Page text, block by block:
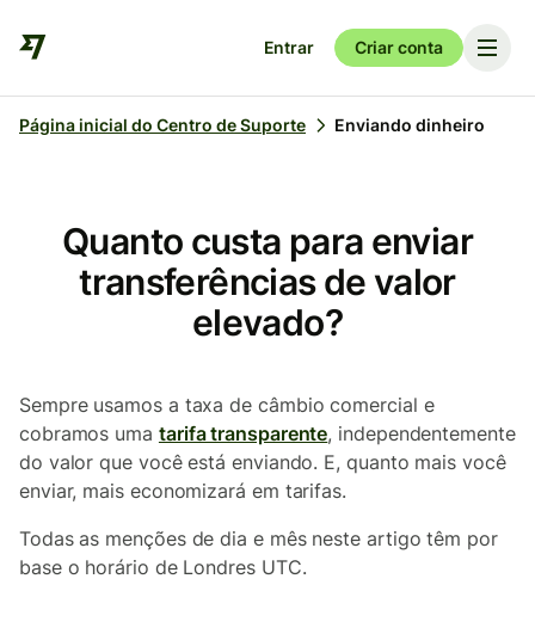
Entrar Criar conta
Página inicial do Centro de Suporte Enviando dinheiro
Quanto custa para enviar
transferências de valor
elevado?
Sempre usamos a taxa de câmbio comercial e
cobramos uma tarifa transparente, independentemente
do valor que você está enviando. E, quanto mais você
enviar, mais economizará em tarifas.
Todas as menções de dia e mês neste artigo têm por
base o horário de Londres UTC.